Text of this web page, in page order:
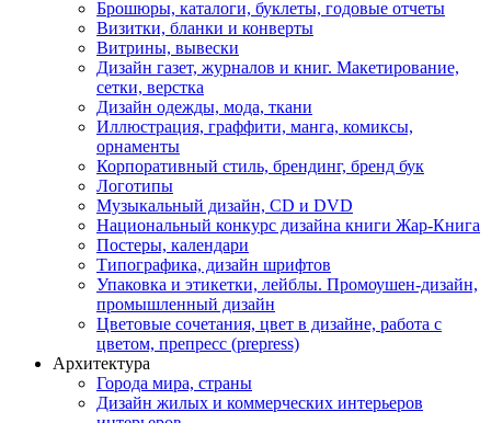
Брошюры, каталоги, буклеты, годовые отчеты
Визитки, бланки и конверты
Витрины, вывески
Дизайн газет, журналов и книг. Макетирование,
сетки, верстка
Дизайн одежды, мода, ткани
Иллюстрация, граффити, манга, комиксы,
орнаменты
Корпоративный стиль, брендинг, бренд бук
Логотипы
Музыкальный дизайн, СD и DVD
Национальный конкурс дизайна книги Жар-Книга
Постеры, календари
Типографика, дизайн шрифтов
Упаковка и этикетки, лейблы. Промоушен-дизайн,
промышленный дизайн
Цветовые сочетания, цвет в дизайне, работа с
цветом, препресс (prepress)
Архитектура
Города мира, страны
Дизайн жилых и коммерческих интерьеров